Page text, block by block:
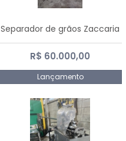
Separador de grãos Zaccaria
R$ 60.000,00
Lançamento